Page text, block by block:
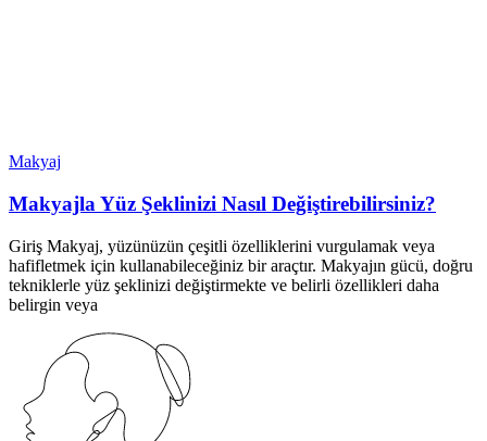
Makyaj
Makyajla Yüz Şeklinizi Nasıl Değiştirebilirsiniz?
Giriş Makyaj, yüzünüzün çeşitli özelliklerini vurgulamak veya
hafifletmek için kullanabileceğiniz bir araçtır. Makyajın gücü, doğru
tekniklerle yüz şeklinizi değiştirmekte ve belirli özellikleri daha
belirgin veya